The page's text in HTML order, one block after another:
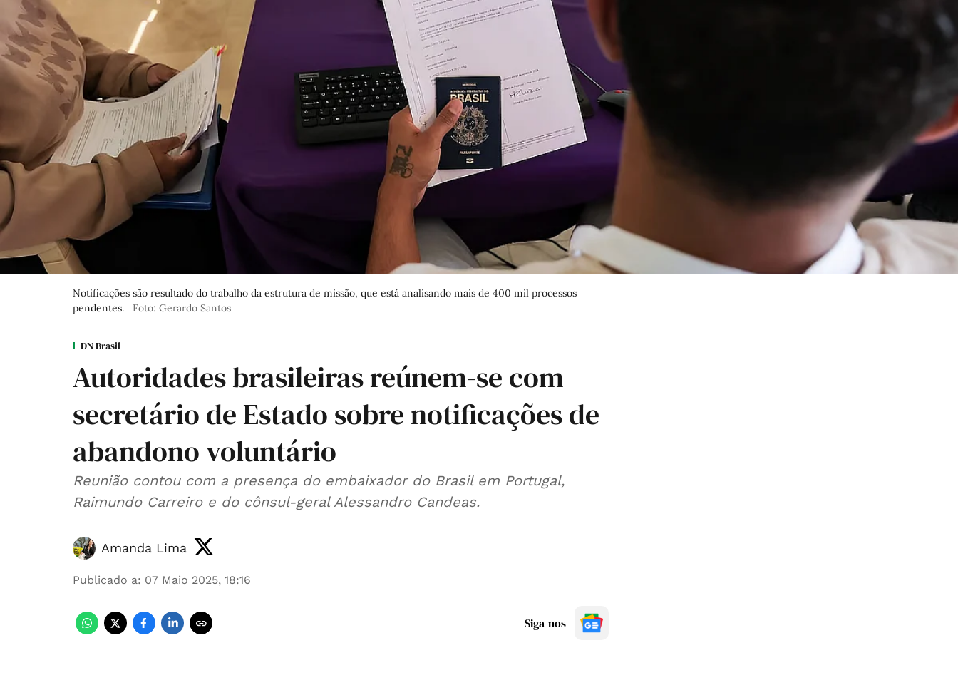
Notificações são resultado do trabalho da estrutura de missão, que está analisando mais de 400 mil processos
pendentes.
Foto: Gerardo Santos
DN Brasil
Autoridades brasileiras reúnem-se com
secretário de Estado sobre notificações de
abandono voluntário
Reunião contou com a presença do embaixador do Brasil em Portugal,
Raimundo Carreiro e do cônsul-geral Alessandro Candeas.
Amanda Lima
Publicado a: 07 Maio 2025, 18:16
Siga-nos